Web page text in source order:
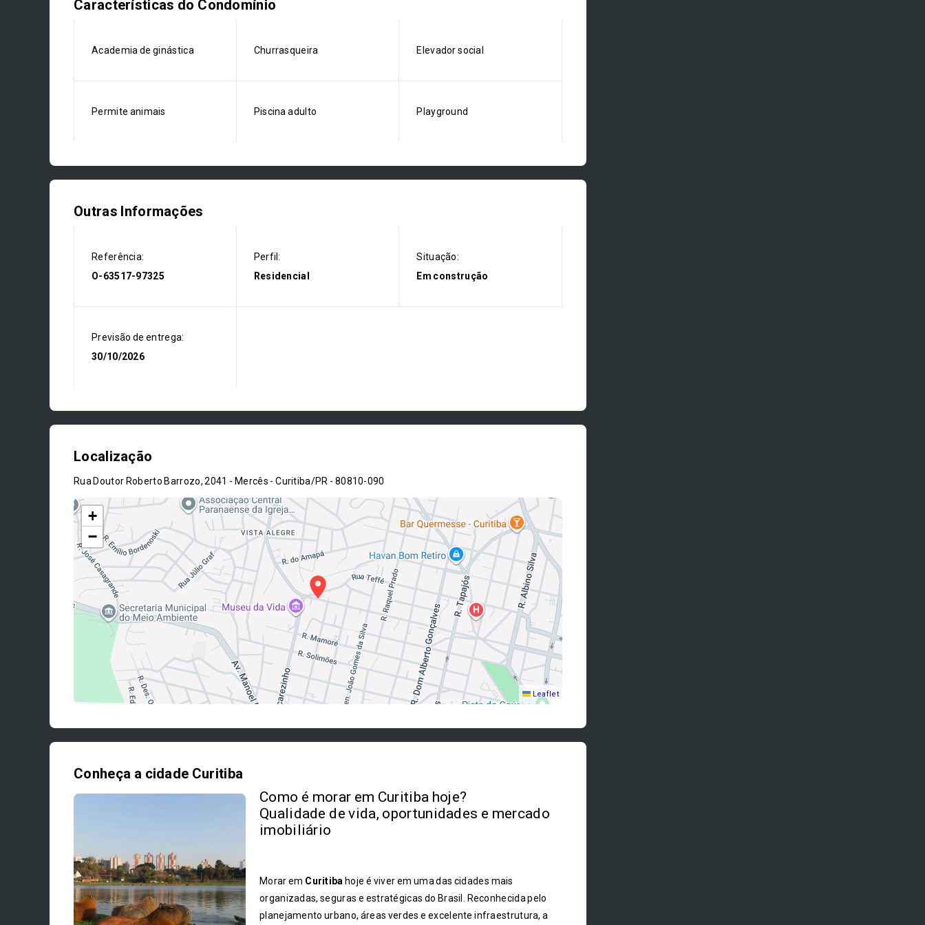
Características do Condomínio
Academia de ginástica Churrasqueira Elevador social
Permite animais Piscina adulto Playground
Outras Informações
Referência:
O-63517-97325
Perfil:
Residencial
Situação:
Em construção
Previsão de entrega:
30/10/2026
Localização
Rua Doutor Roberto Barrozo, 2041 - Mercês - Curitiba/PR - 80810-090
+
−
Leaflet
Conheça a cidade Curitiba
Como é morar em Curitiba hoje?
Qualidade de vida, oportunidades e mercado
imobiliário
Morar em Curitiba hoje é viver em uma das cidades mais
organizadas, seguras e estratégicas do Brasil. Reconhecida pelo
planejamento urbano, áreas verdes e excelente infraestrutura, a